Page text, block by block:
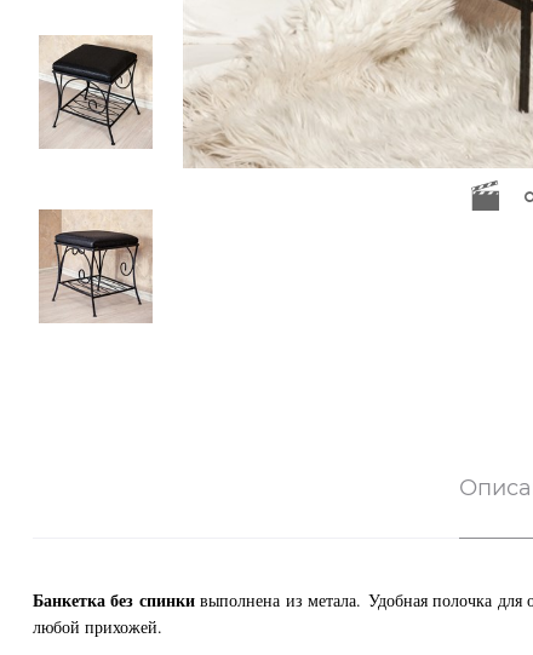
Банкетка без спинкивыполнена из метала. Удобная полочка
любой прихожей.